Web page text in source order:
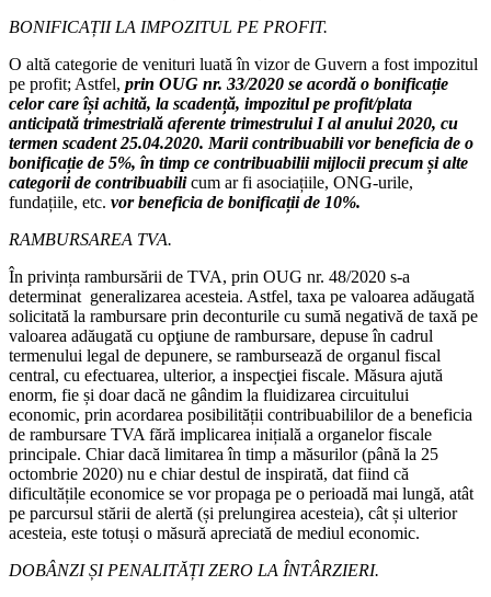
BONIFICAȚII LA IMPOZITUL PE PROFIT.
O altă categorie de venituri luată în vizor de Guvern a fost impozitul
pe profit; Astfel, prin OUG nr. 33/2020 se acordă o bonificație
celor care își achită, la scadență, impozitul pe profit/plata
anticipată trimestrială aferente trimestrului I al anului 2020, cu
termen scadent 25.04.2020. Marii contribuabili vor beneficia de o
bonificație de 5%, în timp ce contribuabilii mijlocii precum și alte
categorii de contribuabilicum ar fi asociațiile, ONG-urile,
fundațiile, etc. vor beneficia de bonificații de 10%.
RAMBURSAREA TVA.
În privința rambursării de TVA, prin OUG nr. 48/2020 s-a
determinat generalizarea acesteia. Astfel, taxa pe valoarea adăugată
solicitată la rambursare prin deconturile cu sumă negativă de taxă pe
valoarea adăugată cu opţiune de rambursare, depuse în cadrul
termenului legal de depunere, se rambursează de organul fiscal
central, cu efectuarea, ulterior, a inspecţiei fiscale. Măsura ajută
enorm, fie și doar dacă ne gândim la fluidizarea circuitului
economic, prin acordarea posibilității contribuabililor de a beneficia
de rambursare TVA fără implicarea inițială a organelor fiscale
principale. Chiar dacă limitarea în timp a măsurilor (până la 25
octombrie 2020) nu e chiar destul de inspirată, dat fiind că
dificultățile economice se vor propaga pe o perioadă mai lungă, atât
pe parcursul stării de alertă (și prelungirea acesteia), cât și ulterior
acesteia, este totuși o măsură apreciată de mediul economic.
DOBÂNZI ȘI PENALITĂȚI ZERO LA ÎNTÂRZIERI.